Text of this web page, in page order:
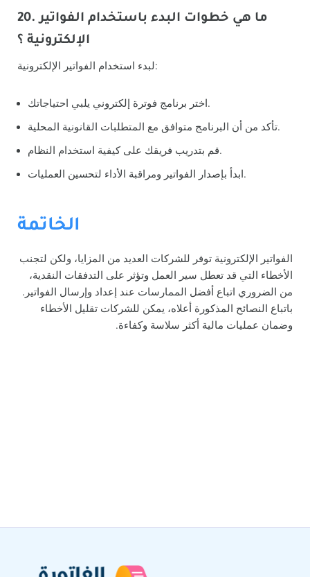
20. ما هي خطوات البدء باستخدام الفواتير
الإلكترونية ؟
لبدء استخدام الفواتير الإلكترونية:
اختر برنامج فوترة إلكتروني يلبي احتياجاتك.
تأكد من أن البرنامج متوافق مع المتطلبات القانونية المحلية.
قم بتدريب فريقك على كيفية استخدام النظام.
ابدأ بإصدار الفواتير ومراقبة الأداء لتحسين العمليات.
الخاتمة
الفواتير الإلكترونية توفر للشركات العديد من المزايا، ولكن لتجنب
الأخطاء التي قد تعطل سير العمل وتؤثر على التدفقات النقدية،
من الضروري اتباع أفضل الممارسات عند إعداد وإرسال الفواتير.
باتباع النصائح المذكورة أعلاه، يمكن للشركات تقليل الأخطاء
وضمان عمليات مالية أكثر سلاسة وكفاءة.